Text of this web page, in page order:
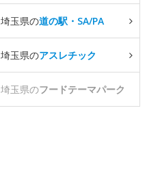
埼玉県の道の駅・SA/PA
埼玉県のアスレチック
埼玉県のフードテーマパーク